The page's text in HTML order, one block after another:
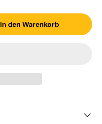
In den Warenkorb